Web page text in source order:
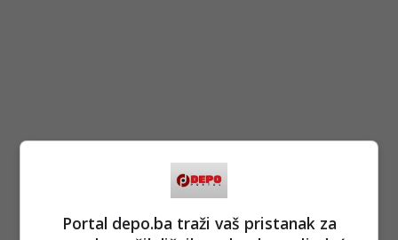
Portal depo.ba traži vaš pristanak za